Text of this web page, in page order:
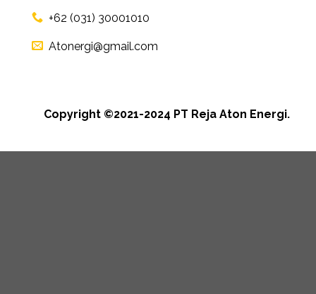
+62 (031) 30001010
Atonergi@gmail.com
Copyright ©2021-2024 PT Reja Aton Energi.